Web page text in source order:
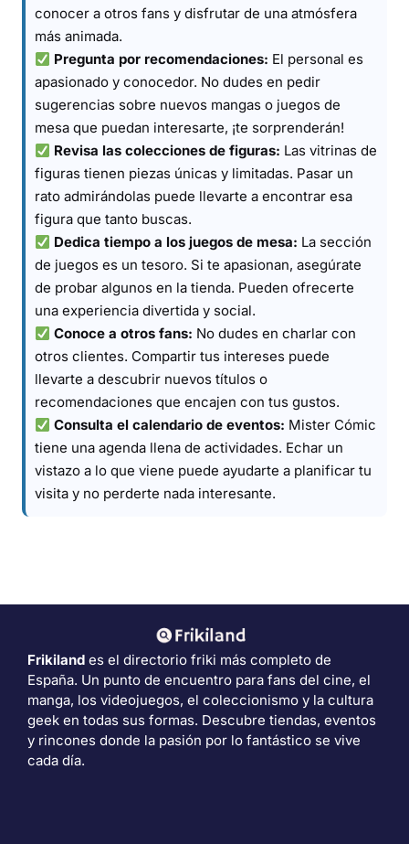
conocer a otros fans y disfrutar de una atmósfera
más animada.
Pregunta por recomendaciones: El personal es
apasionado y conocedor. No dudes en pedir
sugerencias sobre nuevos mangas o juegos de
mesa que puedan interesarte, ¡te sorprenderán!
Revisa las colecciones de figuras: Las vitrinas de
figuras tienen piezas únicas y limitadas. Pasar un
rato admirándolas puede llevarte a encontrar esa
figura que tanto buscas.
Dedica tiempo a los juegos de mesa: La sección
de juegos es un tesoro. Si te apasionan, asegúrate
de probar algunos en la tienda. Pueden ofrecerte
una experiencia divertida y social.
Conoce a otros fans: No dudes en charlar con
otros clientes. Compartir tus intereses puede
llevarte a descubrir nuevos títulos o
recomendaciones que encajen con tus gustos.
Consulta el calendario de eventos: Mister Cómic
tiene una agenda llena de actividades. Echar un
vistazo a lo que viene puede ayudarte a planificar tu
visita y no perderte nada interesante.
Frikiland es el directorio friki más completo de
España. Un punto de encuentro para fans del cine, el
manga, los videojuegos, el coleccionismo y la cultura
geek en todas sus formas. Descubre tiendas, eventos
y rincones donde la pasión por lo fantástico se vive
cada día.